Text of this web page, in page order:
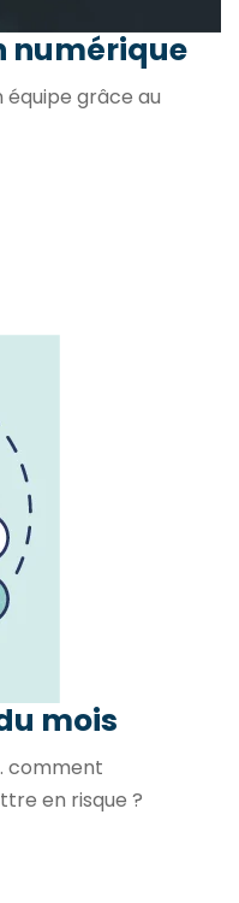
numérique
équipe grâce au
mois
comment
en risque ?